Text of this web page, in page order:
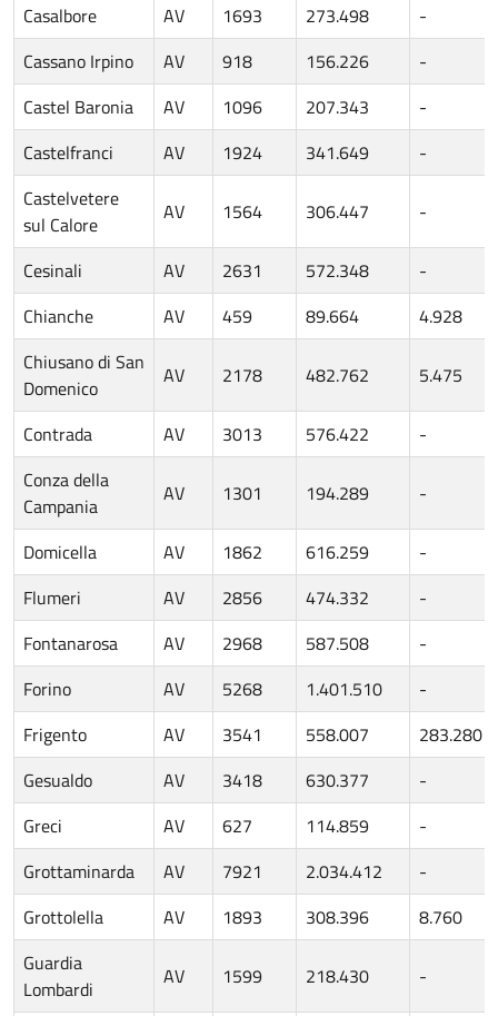
Casalbore
AV 1693 273.498
-
Cassano Irpino
AV 918 156.226
-
Castel Baronia
AV 1096 207.343
-
Castelfranci
AV 1924 341.649
-
Castelvetere
sul Calore
AV 1564 306.447 -
Cesinali AV 2631 572.348
-
Chianche
AV 459 89.664
4.928
Chiusano di San
Domenico
AV 2178 482.762 5.475
Contrada AV 3013 576.422
-
Conza della
Campania
AV 1301 194.289 -
Domicella AV 1862 616.259
-
Flumeri
AV 2856 474.332
-
Fontanarosa
AV 2968 587.508
-
Forino
AV 5268 1.401.510
-
Frigento
AV 3541 558.007
283.280
Gesualdo
AV 3418 630.377
-
Greci
AV 627 114.859
-
Grottaminarda
AV 7921 2.034.412
-
Grottolella
AV 1893 308.396
8.760
Guardia
Lombardi
AV 1599 218.430 -